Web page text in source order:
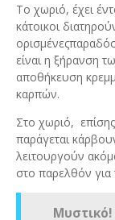
Το χωριό, έχει
κάτοικοι
είναι η ξήρανση
αποθήκευση
καρπών.
Στο χωριό,
παράγεται
λειτουργούν
στο παρελθόν
Μυστικό!